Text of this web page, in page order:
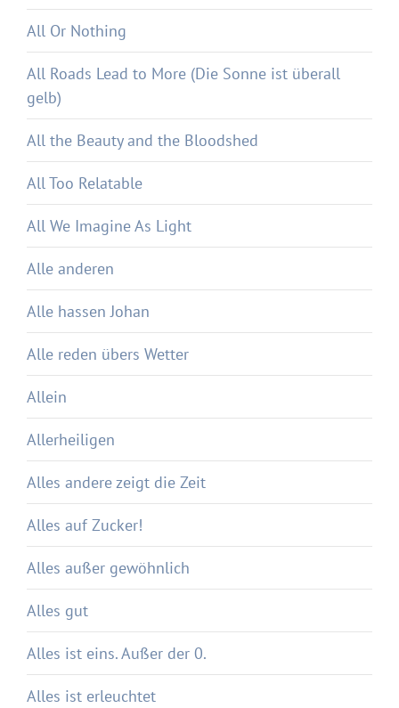
All Or Nothing
All Roads Lead to More (Die Sonne ist überall
gelb)
All the Beauty and the Bloodshed
All Too Relatable
All We Imagine As Light
Alle anderen
Alle hassen Johan
Alle reden übers Wetter
Allein
Allerheiligen
Alles andere zeigt die Zeit
Alles auf Zucker!
Alles außer gewöhnlich
Alles gut
Alles ist eins. Außer der 0.
Alles ist erleuchtet